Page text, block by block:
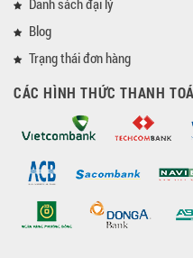
Blog
Trạng thái đơn hàng
CÁC HÌNH THỨC THANH